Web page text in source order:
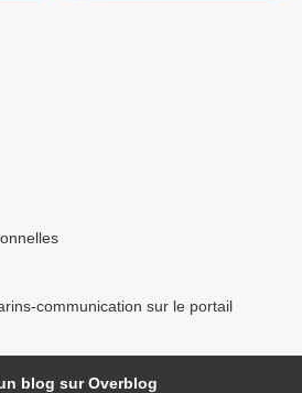
communication sur le portail
blog sur Overblog